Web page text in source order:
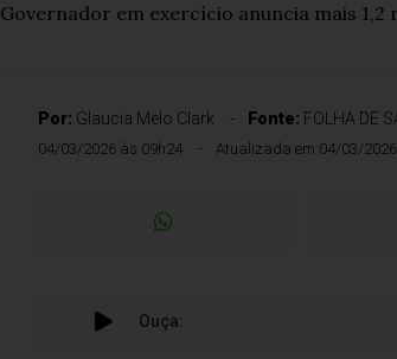
Governador em exercício anuncia mais
Por: Glaucia Melo Clark Fonte: FOLHA DE
04/03/2026 às 09h24 Atualizada em 04/03/
Ouça: